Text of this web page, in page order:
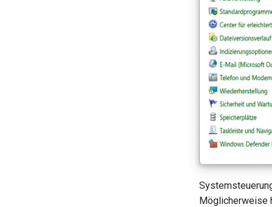
Möglicherweise